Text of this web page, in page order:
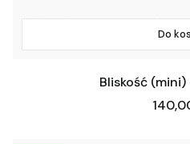
Do
Bliskość
Cena